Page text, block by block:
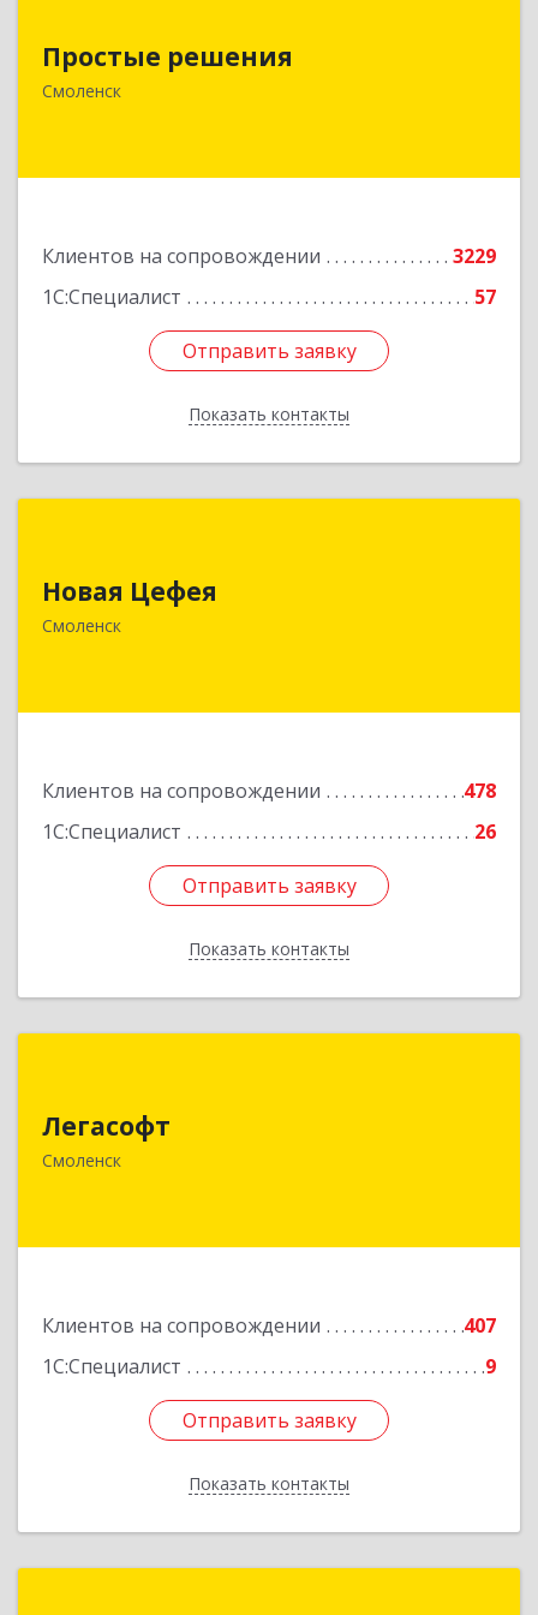
Простые решения
Смоленск
Клиентов на сопровождении
3229
1С:Специалист
57
Отправить заявку
Показать контакты
214015, Смоленская обл, Смоленск г, Большая
Отправить заявку
Назад
Новая Цефея
Смоленск
Клиентов на сопровождении
478
1С:Специалист
26
Отправить заявку
Показать контакты
214018, Смоленская обл, Смоленск г, Раевского
Отправить заявку
Назад
Легасофт
Смоленск
Клиентов на сопровождении
407
1С:Специалист
9
Отправить заявку
Показать контакты
214018, Смоленская обл, Смоленск г, Ново-
Отправить заявку
Назад